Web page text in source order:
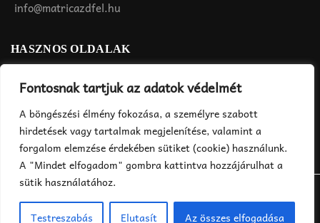
Fontosnak tartjuk az adatok védelmét
A böngészési élmény fokozása, a személyre szabott
hirdetések vagy tartalmak megjelenítése, valamint a
forgalom elemzése érdekében sütiket (cookie) használunk.
A "Mindet elfogadom" gombra kattintva hozzájárulhat a
sütik használatához.
Testreszabás Elutasít Az összes elfogadása
választhatók
info@matricazdfel.hu
HASZNOS OLDALAK
Fizetés, szállítás
©2018 MatricázdFel.hu - Minden jog fenntartva